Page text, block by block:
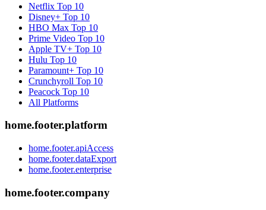
Netflix Top 10
Disney+ Top 10
HBO Max Top 10
Prime Video Top 10
Apple TV+ Top 10
Hulu Top 10
Paramount+ Top 10
Crunchyroll Top 10
Peacock Top 10
All Platforms
home.footer.platform
home.footer.apiAccess
home.footer.dataExport
home.footer.enterprise
home.footer.company